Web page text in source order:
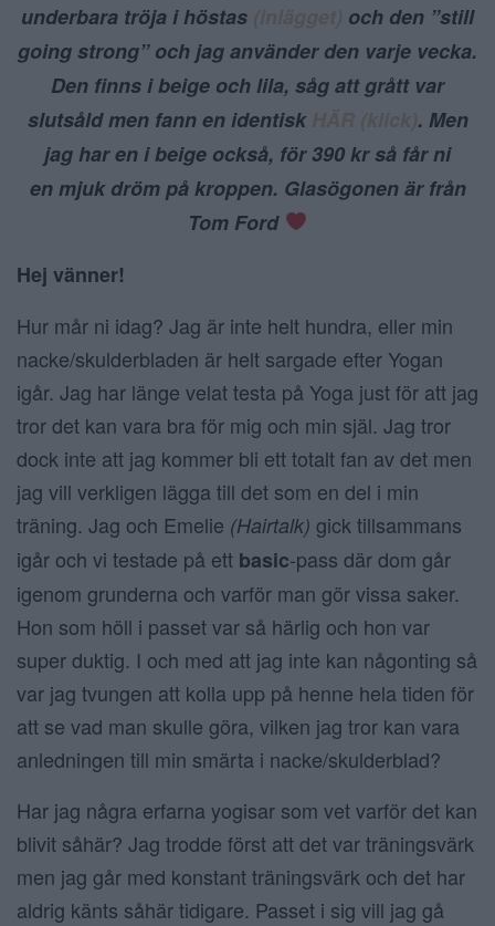
underbara tröja i höstas
och den ”still
going strong” och jag använder den varje vecka.
Den finns i beige och lila, såg att grått var
slutsåld men fann en identisk
. Men
jag har en i beige också, för 390 kr så får ni
en mjuk dröm på kroppen. Glasögonen är från
Tom Ford
Hej vänner!
Hur mår ni idag? Jag är inte helt hundra, eller min
nacke/skulderbladen är helt sargade efter Yogan
igår. Jag har länge velat testa på Yoga just för att jag
tror det kan vara bra för mig och min själ. Jag tror
dock inte att jag kommer bli ett totalt fan av det men
jag vill verkligen lägga till det som en del i min
träning. Jag och Emelie (Hairtalk) gick tillsammans
igår och vi testade på ett basic-pass där dom går
igenom grunderna och varför man gör vissa saker.
Hon som höll i passet var så härlig och hon var
super duktig. I och med att jag inte kan någonting så
var jag tvungen att kolla upp på henne hela tiden för
att se vad man skulle göra, vilken jag tror kan vara
anledningen till min smärta i nacke/skulderblad?
Har jag några erfarna yogisar som vet varför det kan
blivit såhär? Jag trodde först att det var träningsvärk
men jag går med konstant träningsvärk och det har
aldrig känts såhär tidigare. Passet i sig vill jag gå